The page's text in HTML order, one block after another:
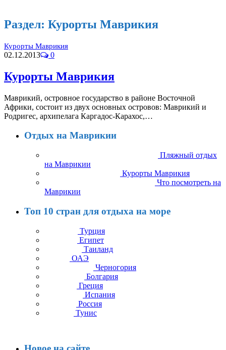
Раздел: Курорты Маврикия
Курорты Маврикия
02.12.2013 0
Курорты Маврикия
Маврикий, островное государство в районе Восточной
Африки, состоит из двух основных островов: Маврикий и
Родригес, архипелага Каргадос-Карахос,…
Отдых на Маврикии
Пляжный отдых
на Маврикии
Курорты Маврикия
Что посмотреть на
Маврикии
Топ 10 стран для отдыха на море
Турция
Египет
Таиланд
ОАЭ
Черногория
Болгария
Греция
Испания
Россия
Тунис